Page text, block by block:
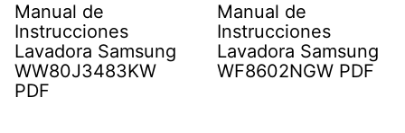
Manual de
Instrucciones
Lavadora Samsung
WW80J3483KW
PDF
Manual de
Instrucciones
Lavadora Samsung
WF8602NGW PDF